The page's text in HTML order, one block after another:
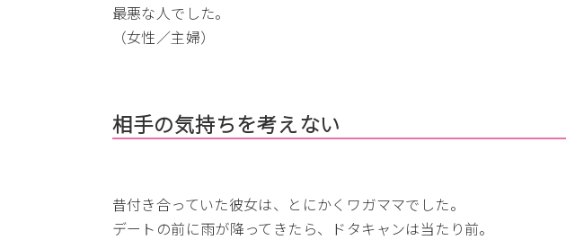
最悪な人でした。
（女性／主婦）
相手の気持ちを考えない
昔付き合っていた彼女は、とにかくワガママでした。
デートの前に雨が降ってきたら、ドタキャンは当たり前。